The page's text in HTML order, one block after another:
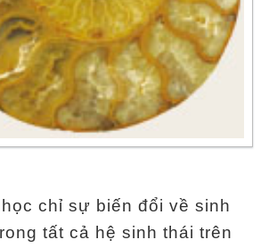
chỉ sự biến đổi về sinh
tất cả hệ sinh thái trên